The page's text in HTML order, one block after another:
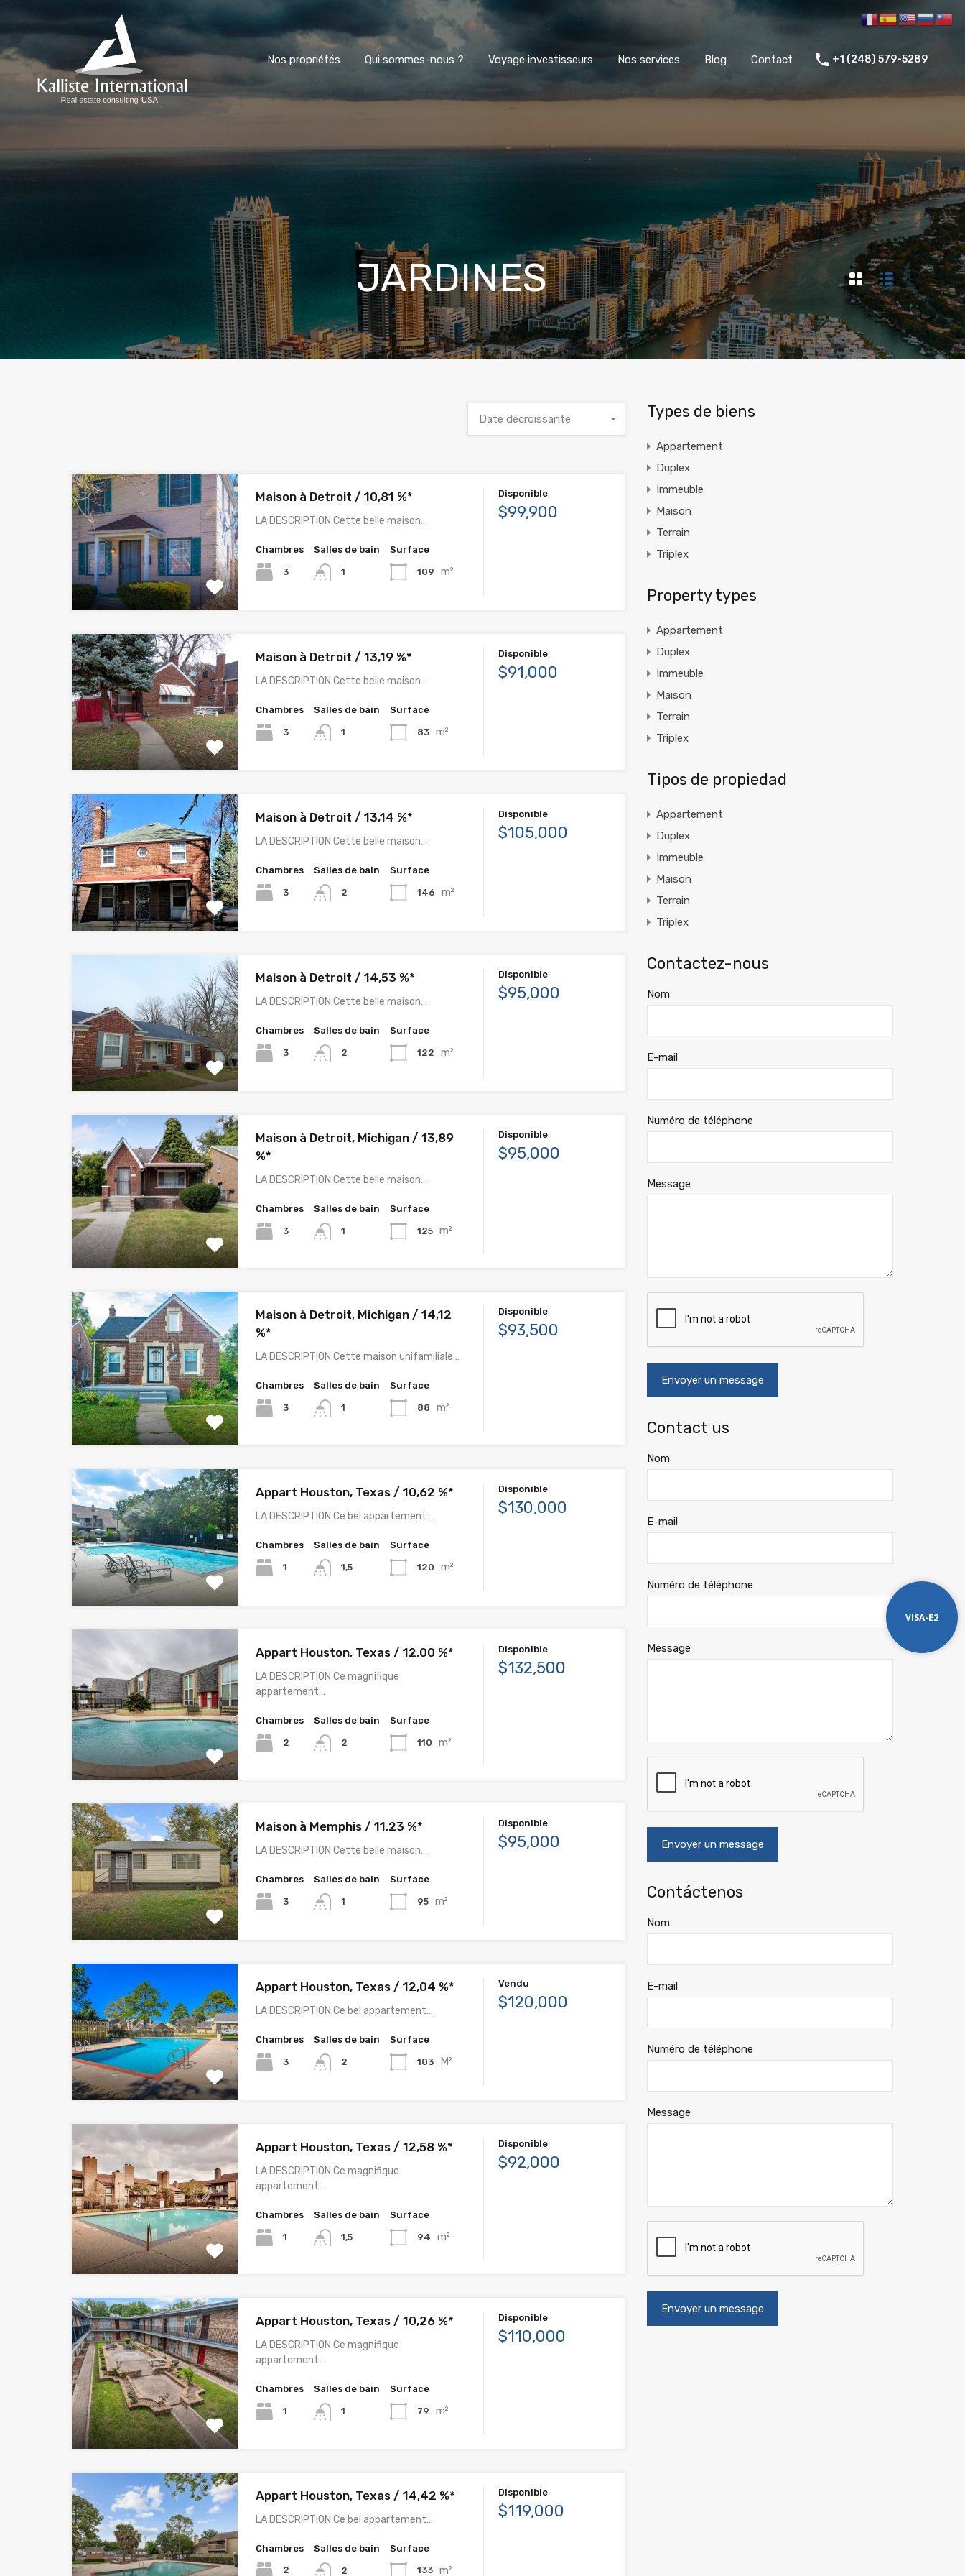
Nos propriétés
Nos propriétés Qui sommes-nous ? Voyage investisseurs Nos services Blog Contact +1 (248) 579-5289
JARDINES
Date décroissante
Maison à Detroit / 10,81 %*
LA DESCRIPTION Cette belle maison…
Chambres
3
Salles de bain
1
Surface
109 m²
Disponible
$99,900
Maison à Detroit / 13,19 %*
LA DESCRIPTION Cette belle maison…
Chambres
3
Salles de bain
1
Surface
83 m²
Disponible
$91,000
Maison à Detroit / 13,14 %*
LA DESCRIPTION Cette belle maison…
Chambres
3
Salles de bain
2
Surface
146 m²
Disponible
$105,000
Maison à Detroit / 14,53 %*
LA DESCRIPTION Cette belle maison…
Chambres
3
Salles de bain
2
Surface
122 m²
Disponible
$95,000
Maison à Detroit, Michigan / 13,89
%*
LA DESCRIPTION Cette belle maison…
Chambres
3
Salles de bain
1
Surface
125 m²
Disponible
$95,000
Maison à Detroit, Michigan / 14,12
%*
LA DESCRIPTION Cette maison unifamiliale…
Chambres
3
Salles de bain
1
Surface
88 m²
Disponible
$93,500
Appart Houston, Texas / 10,62 %*
LA DESCRIPTION Ce bel appartement…
Chambres
1
Salles de bain
1,5
Surface
120 m²
Disponible
$130,000
Appart Houston, Texas / 12,00 %*
LA DESCRIPTION Ce magnifique
appartement…
Chambres
2
Salles de bain
2
Surface
110 m²
Disponible
$132,500
Maison à Memphis / 11,23 %*
LA DESCRIPTION Cette belle maison…
Chambres
3
Salles de bain
1
Surface
95 m²
Disponible
$95,000
Appart Houston, Texas / 12,04 %*
LA DESCRIPTION Ce bel appartement…
Chambres
3
Salles de bain
2
Surface
103 M²
Vendu
$120,000
Appart Houston, Texas / 12,58 %*
LA DESCRIPTION Ce magnifique
appartement…
Chambres
1
Salles de bain
1,5
Surface
94 m²
Disponible
$92,000
Appart Houston, Texas / 10,26 %*
LA DESCRIPTION Ce magnifique
appartement…
Chambres
1
Salles de bain
1
Surface
79 m²
Disponible
$110,000
Appart Houston, Texas / 14,42 %*
LA DESCRIPTION Ce bel appartement…
Chambres
2
Salles de bain
2
Surface
133 m²
Disponible
$119,000
Types de biens
Appartement
Duplex
Immeuble
Maison
Terrain
Triplex
Property types
Appartement
Duplex
Immeuble
Maison
Terrain
Triplex
Tipos de propiedad
Appartement
Duplex
Immeuble
Maison
Terrain
Triplex
Contactez-nous
Nom
E-mail
Numéro de téléphone
Message
Contact us
Nom
E-mail
Numéro de téléphone
Message
Contáctenos
Nom
E-mail
Numéro de téléphone
Message
VISA-E2